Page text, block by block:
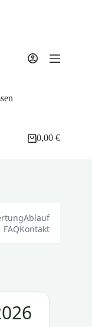
Warenkorb
0,00€
Ablauf
FAQKontakt